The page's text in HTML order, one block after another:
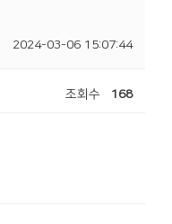
2024-03-06 15:07:44
조회수 168